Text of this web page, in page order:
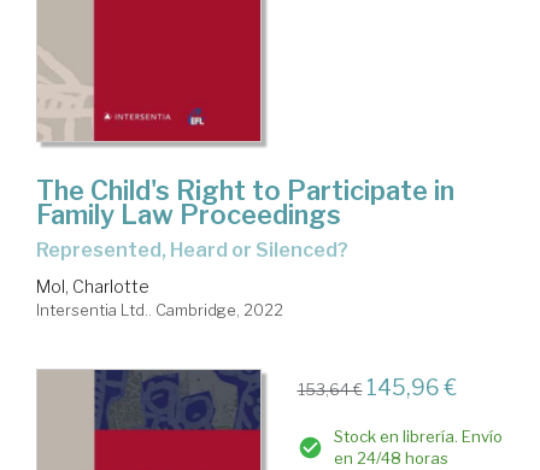
The Child's Right to Participate in
Family Law Proceedings
Represented, Heard or Silenced?
Mol, Charlotte
Intersentia Ltd.. Cambridge, 2022
153,64 € 145,96 €
Stock en librería. Envío
en 24/48 horas